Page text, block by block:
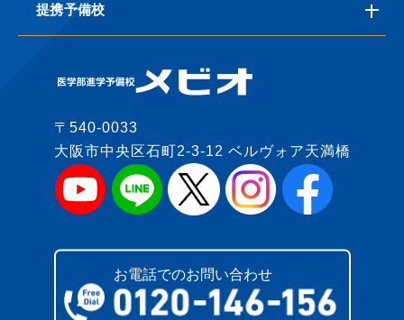
提携予備校
〒540-0033
大阪市中央区石町2-3-12 ベルヴォア天満橋
お電話でのお問い合わせ